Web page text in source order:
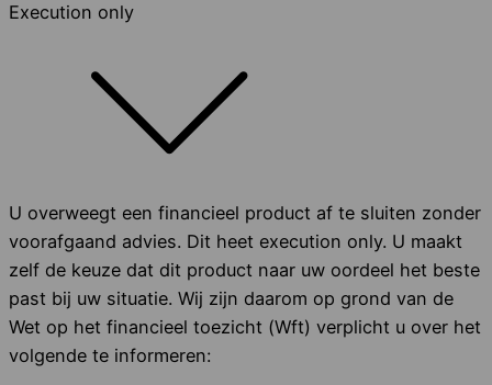
Execution only
U overweegt een financieel product af te sluiten zonder
voorafgaand advies. Dit heet execution only. U maakt
zelf de keuze dat dit product naar uw oordeel het beste
past bij uw situatie. Wij zijn daarom op grond van de
Wet op het financieel toezicht (Wft) verplicht u over het
volgende te informeren: